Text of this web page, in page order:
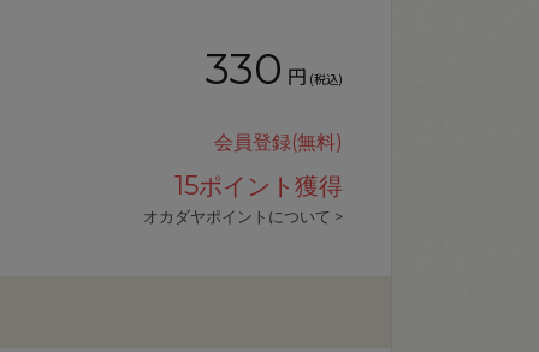
330 円 (税込)
会員登録(無料)
15ポイント獲得
オカダヤポイントについて >